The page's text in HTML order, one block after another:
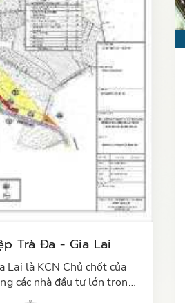
Trà Đa - Gia Lai
Lai là KCN Chủ chốt của
các nhà đầu tư lớn trong
biến lâm sản, thực phẩm,